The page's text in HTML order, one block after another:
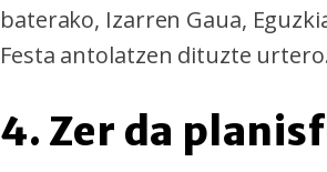
baterako, Izarren Gaua,
Festa antolatzen dituzte urtero.
4. Zer da